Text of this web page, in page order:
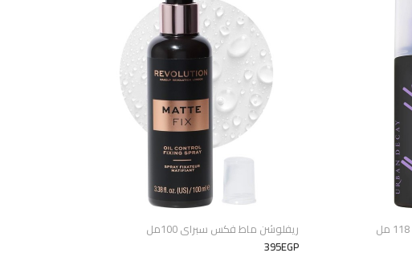
ريفلوشن ماط فكس سبراى 100مل
395EGP